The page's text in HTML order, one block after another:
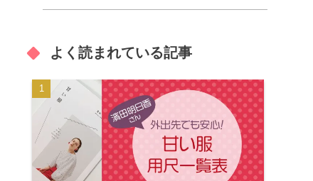
よく読まれている記事